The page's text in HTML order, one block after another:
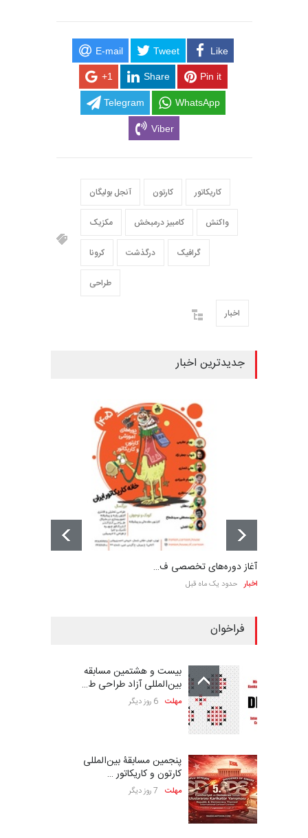
E-mail Tweet Like
+1 Share Pin it
Telegram WhatsApp
Viber
آنجل بولیگان کارتون کاریکاتور
مکزیک کامبیز درمبخش واکنش
کرونا درگذشت گرافیک
طراحی
اخبار
جدیدترین اخبار
آغاز دوره‌های تخصصی ف…
اخبار حدود یک ماه قبل
فراخوان
بیست و هشتمین مسابقه
بین‌المللی آزاد طراحی ط…
مهلت 6 روز دیگر
پنجمین مسابقۀ بین‌المللی
کارتون و کاریکاتور …
مهلت 7 روز دیگر